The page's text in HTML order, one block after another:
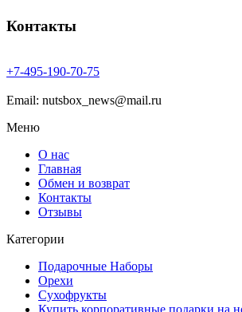
Контакты
+7-495-190-70-75
Email: nutsbox_news@mail.ru
Меню
О нас
Главная
Обмен и возврат
Контакты
Отзывы
Категории
Подарочные Наборы
Орехи
Сухофрукты
Купить корпоративные подарки на